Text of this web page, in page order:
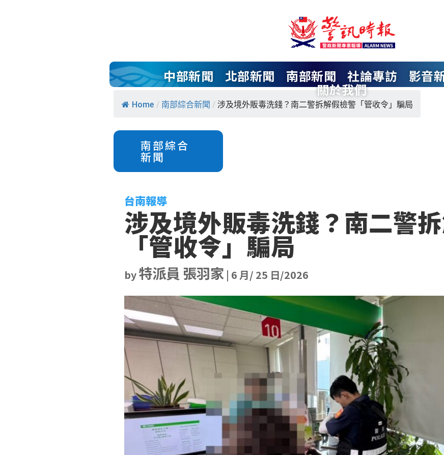
中部新聞 北部新聞 南部新聞 社論專訪 影音
關於我們
Home / 南部綜合新聞 / 涉及境外販毒洗錢？南二警拆解假檢警「管收令」騙局
南部綜合
新聞
台南報導
涉及境外販毒洗錢？南二警
「管收令」騙局
by特派員 張羽家 | 6 月/ 25 日/2026